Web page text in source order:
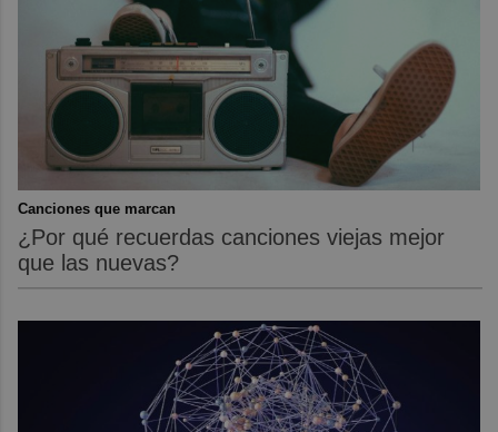
Canciones que marcan
¿Por qué recuerdas canciones viejas mejor
que las nuevas?